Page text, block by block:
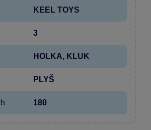
KEEL TOYS
3
HOLKA, KLUK
PLYŠ
180